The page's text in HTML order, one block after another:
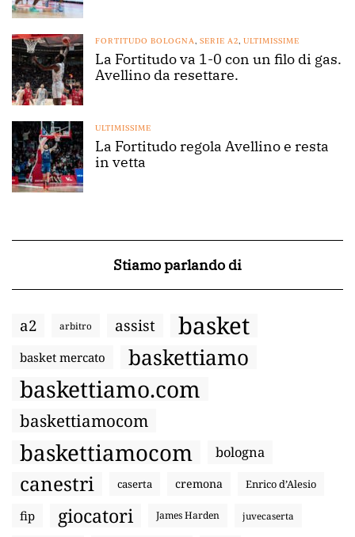
FORTITUDO BOLOGNA, SERIE A2, ULTIMISSIME
La Fortitudo va 1-0 con un filo di gas.
Avellino da resettare.
ULTIMISSIME
La Fortitudo regola Avellino e resta
in vetta
Stiamo parlando di
a2 arbitro assist basket
basket mercato baskettiamo
baskettiamo.com
baskettiamocom
baskettiamocom bologna
canestri caserta cremona Enrico d’Alesio
fip giocatori James Harden juvecaserta